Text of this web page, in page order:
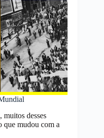
muitos desses
que mudou com a